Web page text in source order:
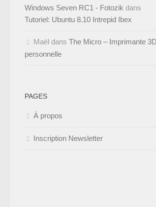
Windows Seven RC1 - Fotozik dans
Tutoriel: Ubuntu 8.10 Intrepid Ibex
Maël dans The Micro – Imprimante 3D
personnelle
PAGES
À propos
Inscription Newsletter